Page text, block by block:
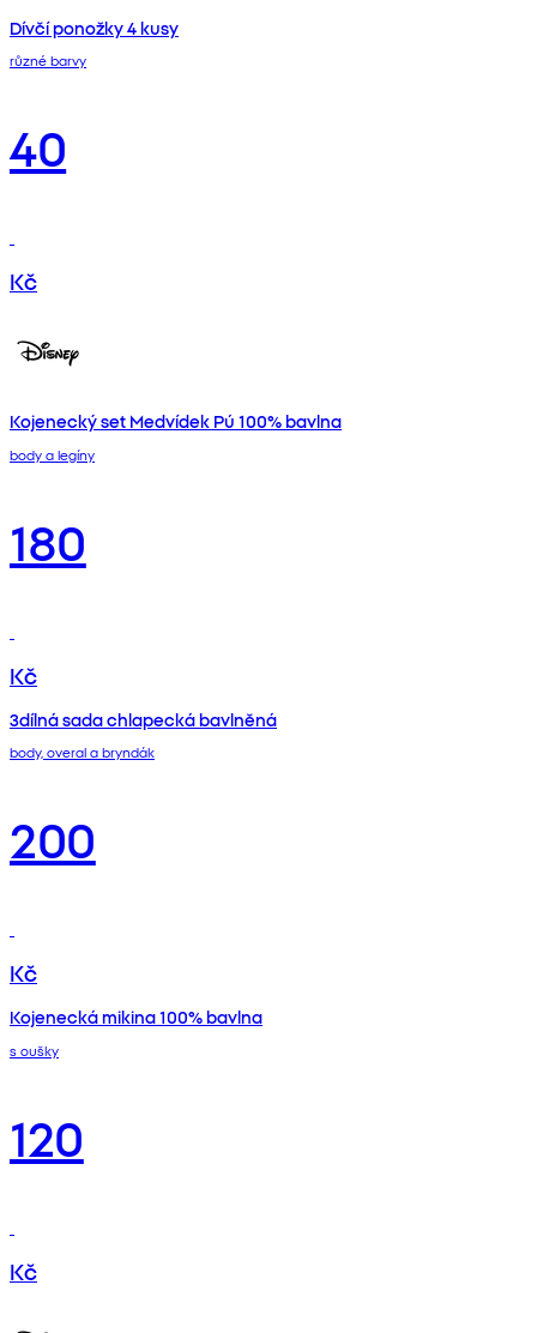
Dívčí ponožky 4 kusy
různé barvy
40
Kč
Kojenecký set Medvídek Pú 100% bavlna
body a legíny
180
Kč
3dílná sada chlapecká bavlněná
body, overal a bryndák
200
Kč
Kojenecká mikina 100% bavlna
s oušky
120
Kč